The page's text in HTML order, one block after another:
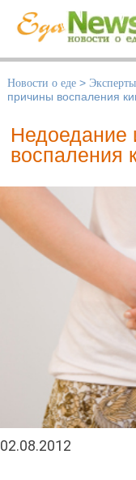
Новости о еде >
причины воспаления
Недоедание
воспаления
02.08.2012